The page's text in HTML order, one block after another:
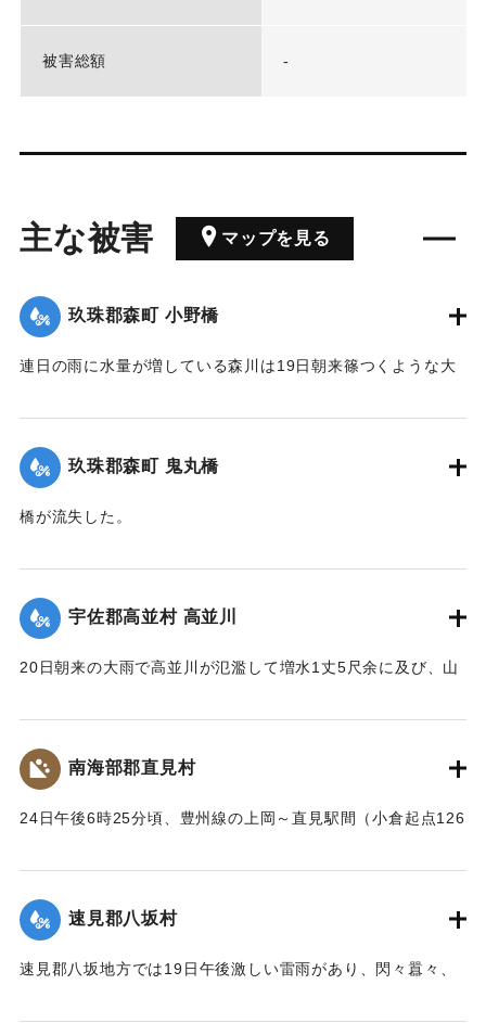
被害総額 -
主な被害 マップを見る
玖珠郡森町 小野橋
連日の雨に水量が増している森川は19日朝来篠つくような大
流は川も道路も一面の濁流となり、小野、鬼丸の2橋はたちま
ち流失したため、寺々の鐘を乱打し、消防夫は川沿いの家々
に馳せ、家財を片付け、材木の始末をするなどなかなかの大
た。
【出典：大分新聞 大正12年6月24日朝刊8面】
｜固有コード:00275089
玖珠郡森町 鬼丸橋
橋が流失した。
｜固有コード:00275090
宇佐郡高並村 高並川
20日朝来の大雨で高並川が氾濫して増水1丈5尺余に及び、山
梁が流失したため、交通はまったくの杜絶の姿となったが、
被害額は目下見込みが立っていない。
【出典：大分新聞 大正12年6月24日朝刊8面】
南海部郡直見村
24日午後6時25分頃、豊州線の上岡～直見駅間（小倉起点126
石350坪ほどが俄然崩壊、線路を閉鎖した。そのため同日午後
8時50分佐伯発下り列車は直見駅手前、同じく重岡発午後9時
10分の上り列車は直見駅寄り引き返すのをやむなきに至っ
転主任、上田書記、日高営業主任、榎本書記、大分保線事務
速見郡八坂村
速見郡八坂地方では19日午後激しい雷雨があり、閃々囂々、
ら水かさが増している八坂川は刻々と増水し、午後2時には約